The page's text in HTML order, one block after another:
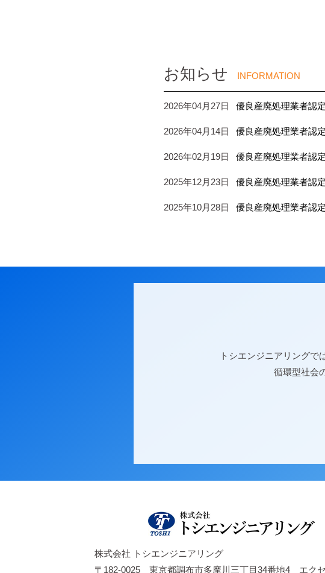
お知らせ INFORMATION
2026年04月27日 優良産廃処理業者認
2026年04月14日 優良産廃処理業者認
2026年02月19日 優良産廃処理業者認
2025年12月23日 優良産廃処理業者認
2025年10月28日 優良産廃処理業者認
トシエンジニアリングで
循環型社会
株式会社 トシエンジニアリング
〒182-0025 東京都調布市多摩川三丁目34番地4 エク